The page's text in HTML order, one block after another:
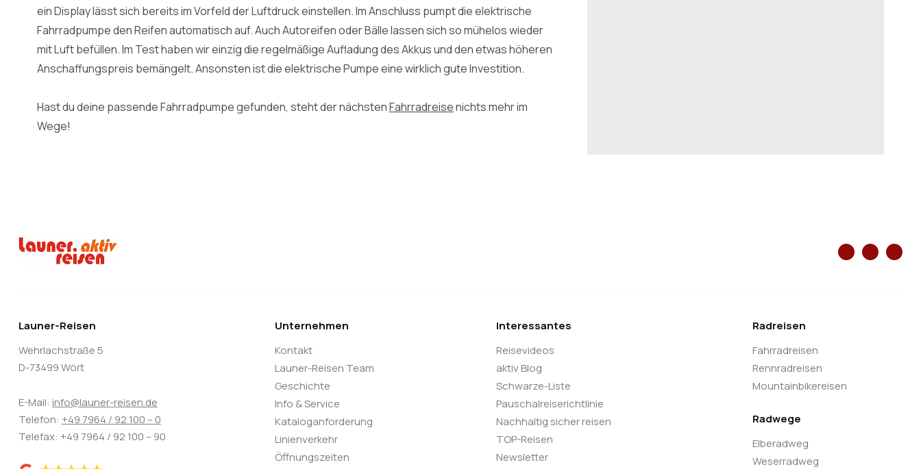
ein Display lässt sich bereits im Vorfeld der Luftdruck einstellen. Im Anschluss pumpt die elektrische
Fahrradpumpe den Reifen automatisch auf. Auch Autoreifen oder Bälle lassen sich so mühelos wieder
mit Luft befüllen. Im Test haben wir einzig die regelmäßige Aufladung des Akkus und den etwas höheren
Anschaffungspreis bemängelt. Ansonsten ist die elektrische Pumpe eine wirklich gute Investition.
Hast du deine passende Fahrradpumpe gefunden, steht der nächstenFahrradreisenichts mehr im
Wege!
Launer-Reisen
Wehrlachstraße 5
D-73499 Wört
E-Mail: info@launer-reisen.de
Telefon: +49 7964 / 92 100 – 0
Telefax: +49 7964 / 92 100 – 90
Unternehmen
Kontakt
Launer-Reisen Team
Geschichte
Info & Service
Kataloganforderung
Linienverkehr
Öffnungszeiten
Interessantes
Reisevideos
aktiv Blog
Schwarze-Liste
Pauschalreiserichtlinie
Nachhaltig sicher reisen
TOP-Reisen
Newsletter
Radreisen
Fahrradreisen
Rennradreisen
Mountainbikereisen
Radwege
Elberadweg
Weserradweg